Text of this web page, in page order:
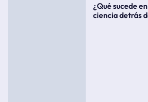
¿Qué sucede
ciencia detrás